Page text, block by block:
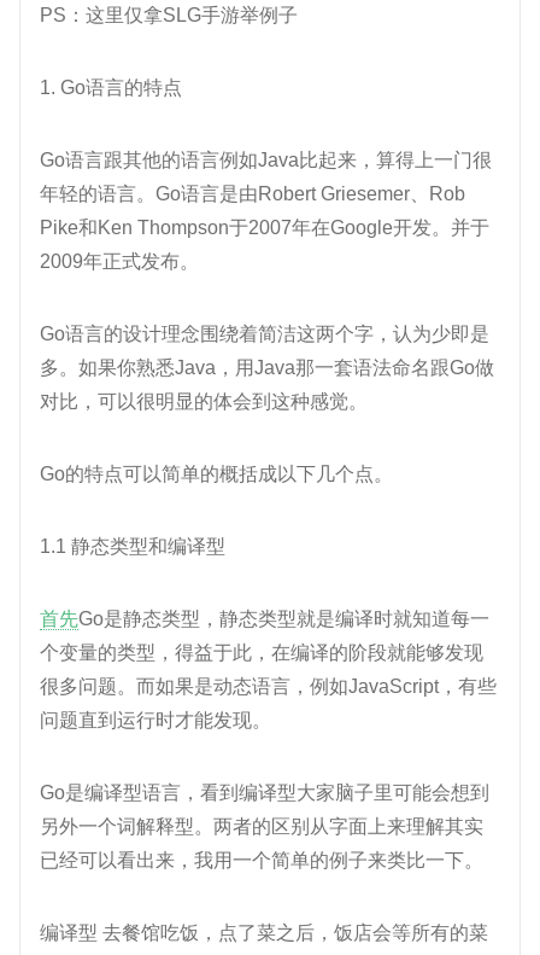
PS：这里仅拿SLG手游举例子
1. Go语言的特点
Go语言跟其他的语言例如Java比起来，算得上一门很
年轻的语言。Go语言是由Robert Griesemer、Rob
Pike和Ken Thompson于2007年在Google开发。并于
2009年正式发布。
Go语言的设计理念围绕着简洁这两个字，认为少即是
多。如果你熟悉Java，用Java那一套语法命名跟Go做
对比，可以很明显的体会到这种感觉。
Go的特点可以简单的概括成以下几个点。
1.1 静态类型和编译型
首先Go是静态类型，静态类型就是编译时就知道每一
个变量的类型，得益于此，在编译的阶段就能够发现
很多问题。而如果是动态语言，例如JavaScript，有些
问题直到运行时才能发现。
Go是编译型语言，看到编译型大家脑子里可能会想到
另外一个词解释型。两者的区别从字面上来理解其实
已经可以看出来，我用一个简单的例子来类比一下。
编译型 去餐馆吃饭，点了菜之后，饭店会等所有的菜